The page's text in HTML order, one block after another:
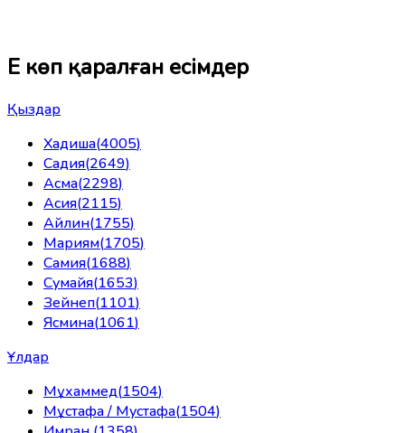
Ең көп қаралған есімдер
Қыздар
Хадиша(4005)
Садия(2649)
Асма(2298)
Асия(2115)
Айлин(1755)
Мариям(1705)
Самия(1688)
Сумайя(1653)
Зейнеп(1101)
Ясмина(1061)
Ұлдар
Мұхаммед(1504)
Мұстафа / Мустафа(1504)